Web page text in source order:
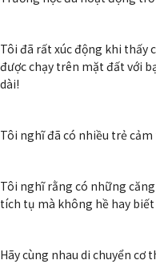
Tôi đã rất xúc động khi thấy
được chạy trên mặt đất với
dài!
Tôi nghĩ đã có nhiều trẻ
Tôi nghĩ rằng có những
tích tụ mà không hề hay
Hãy cùng nhau di chuyển cơ